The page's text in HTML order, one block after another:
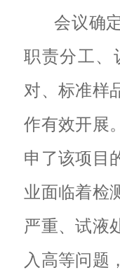
会议确
职责分工、
对、标准样
作有效开展
申了该项目
业面临着检
严重、试液
入高等问题